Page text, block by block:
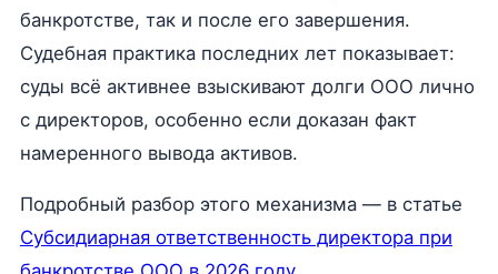
банкротстве, так и после его завершения.
Судебная практика последних лет показывает:
суды всё активнее взыскивают долги ООО лично
с директоров, особенно если доказан факт
намеренного вывода активов.
Подробный разбор этого механизма — в статье
Субсидиарная ответственность директора при